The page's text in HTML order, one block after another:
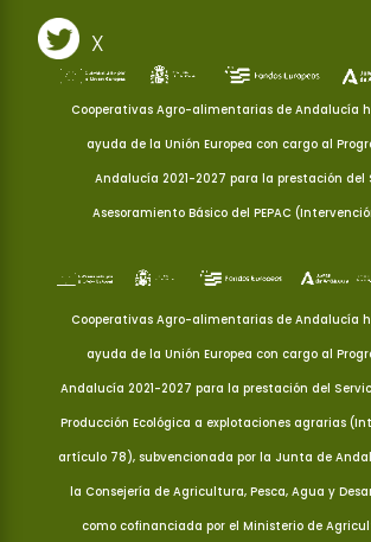
X
Cooperativas Agro-alimentarias de Andalucía
ayuda de la Unión Europea con cargo al
Andalucía 2021-2027 para la prestación del
Asesoramiento Básico del PEPAC
Cooperativas Agro-alimentarias de Andalucía
ayuda de la Unión Europea con cargo al
Andalucía 2021-2027 para la prestación del
Producción Ecológica a explotaciones agrarias
artículo 78), subvencionada por la Junta de
la Consejería de Agricultura, Pesca, Agua y
como cofinanciada por el Ministerio de